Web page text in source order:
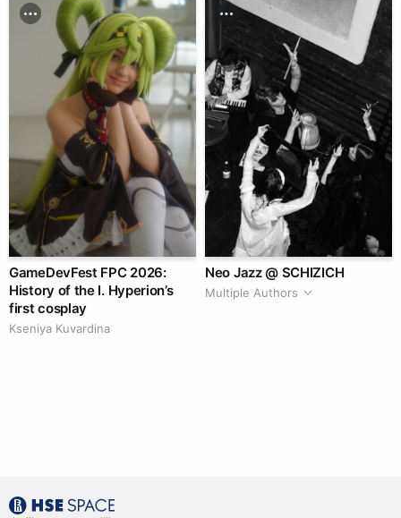
GameDevFest FPC 2026:
History of the I. Hyperion’s
first cosplay
Kseniya Kuvardina
Neo Jazz @ SCHIZICH
Multiple Authors